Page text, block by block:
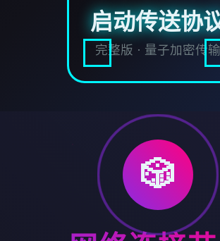
启动传送协
完整版 · 量子加密传输
🎲